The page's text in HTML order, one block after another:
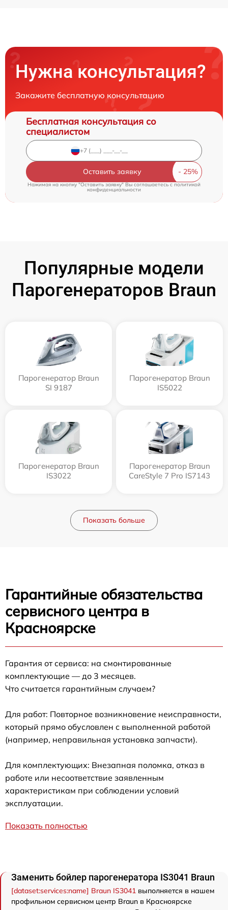
Нужна консультация?
Закажите бесплатную консультацию
Бесплатная консультация со
специалистом
Оставить заявку
Нажимая на кнопку "Оставить заявку" Вы соглашаетесь cполитикой
конфиденциальности
Популярные модели
Парогенераторов Braun
Парогенератор Braun
SI 9187
Парогенератор Braun
IS5022
Парогенератор Braun
IS3022
Парогенератор Braun
CareStyle 7 Pro IS7143
Показать больше
Гарантийные обязательства
сервисного центра в
Красноярске
Гарантия от сервиса: на смонтированные
комплектующие — до 3 месяцев.
Что считается гарантийным случаем?
Для работ: Повторное возникновение неисправности,
который прямо обусловлен с выполненной работой
(например, неправильная установка запчасти).
Для комплектующих: Внезапная поломка, отказ в
работе или несоответствие заявленным
характеристикам при соблюдении условий
эксплуатации.
Показать полностью
Заменить бойлер парогенератора IS3041 Braun
[dataset:services:name] Braun IS3041 выполняется в нашем
профильном сервисном центр Braun в Красноярске